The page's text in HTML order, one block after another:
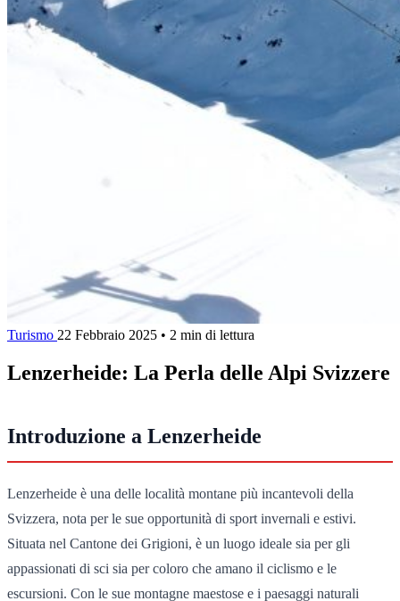
Turismo 22 Febbraio 2025 • 2 min di lettura
Lenzerheide: La Perla delle Alpi Svizzere
Introduzione a Lenzerheide
Lenzerheide è una delle località montane più incantevoli della
Svizzera, nota per le sue opportunità di sport invernali e estivi.
Situata nel Cantone dei Grigioni, è un luogo ideale sia per gli
appassionati di sci sia per coloro che amano il ciclismo e le
escursioni. Con le sue montagne maestose e i paesaggi naturali